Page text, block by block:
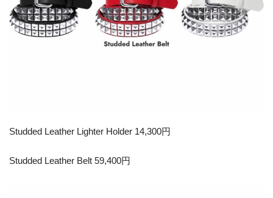
Studded Leather Lighter Holder 14,300円
Studded Leather Belt 59,400円